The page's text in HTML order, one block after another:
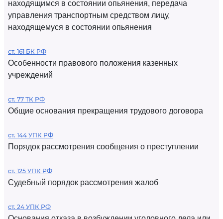
находящимся в состоянии опьянения, передача
управления транспортным средством лицу,
находящемуся в состоянии опьянения
ст. 161 БК РФ
Особенности правового положения казенных
учреждений
ст. 77 ТК РФ
Общие основания прекращения трудового договора
ст. 144 УПК РФ
Порядок рассмотрения сообщения о преступлении
ст. 125 УПК РФ
Судебный порядок рассмотрения жалоб
ст. 24 УПК РФ